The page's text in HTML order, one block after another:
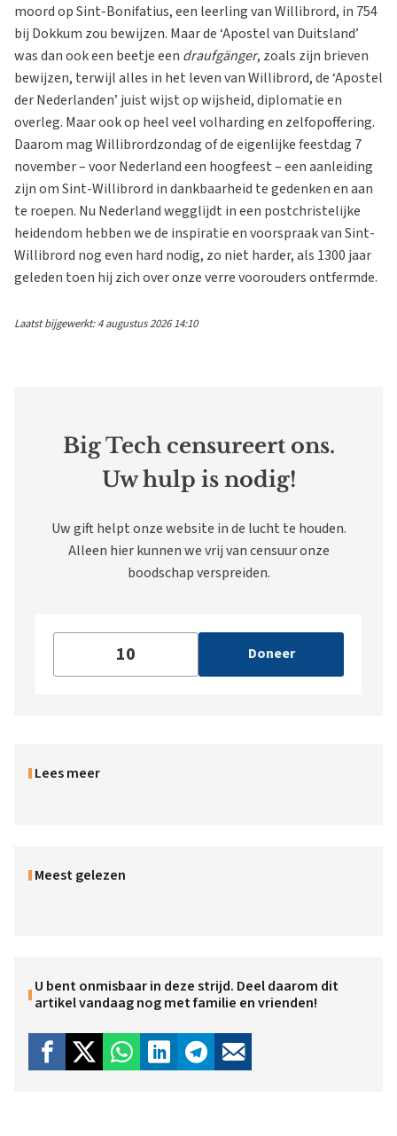
moord op Sint-Bonifatius, een leerling van Willibrord, in 754
bij Dokkum zou bewijzen. Maar de ‘Apostel van Duitsland’
was dan ook een beetje een draufgänger, zoals zijn brieven
bewijzen, terwijl alles in het leven van Willibrord, de ‘Apostel
der Nederlanden’ juist wijst op wijsheid, diplomatie en
overleg. Maar ook op heel veel volharding en zelfopoffering.
Daarom mag Willibrordzondag of de eigenlijke feestdag 7
november – voor Nederland een hoogfeest – een aanleiding
zijn om Sint-Willibrord in dankbaarheid te gedenken en aan
te roepen. Nu Nederland wegglijdt in een postchristelijke
heidendom hebben we de inspiratie en voorspraak van Sint-
Willibrord nog even hard nodig, zo niet harder, als 1300 jaar
geleden toen hij zich over onze verre voorouders ontfermde.
Laatst bijgewerkt: 4 augustus 2026 14:10
Big Tech censureert ons.
Uw hulp is nodig!
Uw gift helpt onze website in de lucht te houden.
Alleen hier kunnen we vrij van censuur onze
boodschap verspreiden.
Doneer
Lees meer
Meest gelezen
U bent onmisbaar in deze strijd. Deel daarom dit
artikel vandaag nog met familie en vrienden!